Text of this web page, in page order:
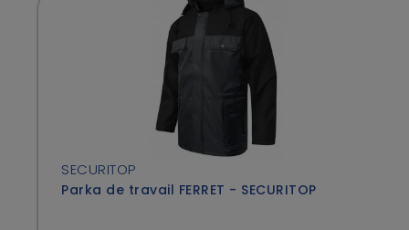
SECURITOP
Parka de travail FERRET - SECURITOP